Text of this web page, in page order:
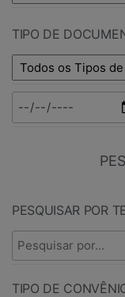
TIPO DE
PESQUISAR POR
TIPO DE